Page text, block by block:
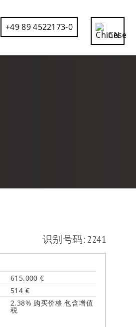
CN
+49 89 4522173-0
识别号码: 2241
615.000 €
514 €
2.38% 购买价格 包含增值
税